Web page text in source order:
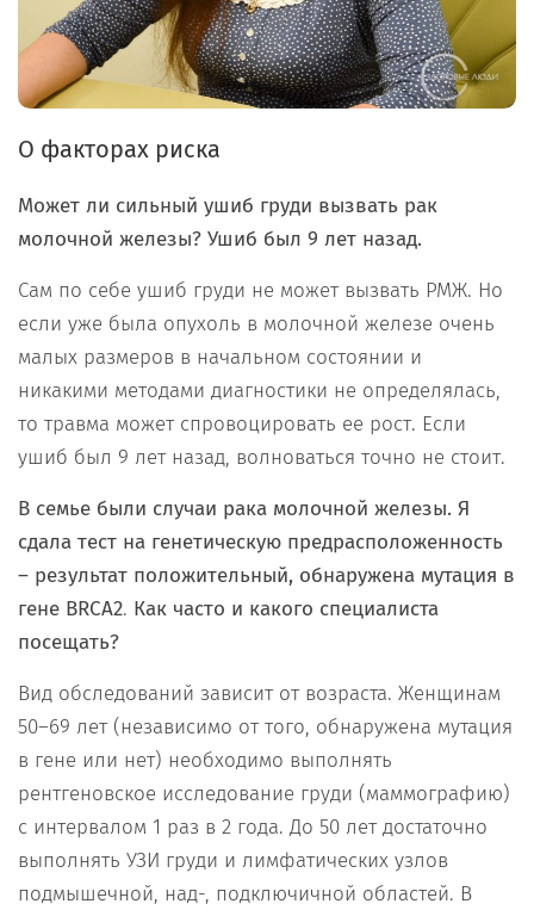
О факторах риска
Может ли сильный ушиб груди вызвать рак
молочной железы? Ушиб был 9 лет назад.
Сам по себе ушиб груди не может вызвать РМЖ. Но
если уже была опухоль в молочной железе очень
малых размеров в начальном состоянии и
никакими методами диагностики не определялась,
то травма может спровоцировать ее рост. Если
ушиб был 9 лет назад, волноваться точно не стоит.
В семье были случаи рака молочной железы. Я
сдала тест на генетическую предрасположенность
– результат положительный, обнаружена мутация в
гене BRCA2. Как часто и какого специалиста
посещать?
Вид обследований зависит от возраста. Женщинам
50–69 лет (независимо от того, обнаружена мутация
в гене или нет) необходимо выполнять
рентгеновское исследование груди (маммографию)
с интервалом 1 раз в 2 года. До 50 лет достаточно
выполнять УЗИ груди и лимфатических узлов
подмышечной, над-, подключичной областей. В